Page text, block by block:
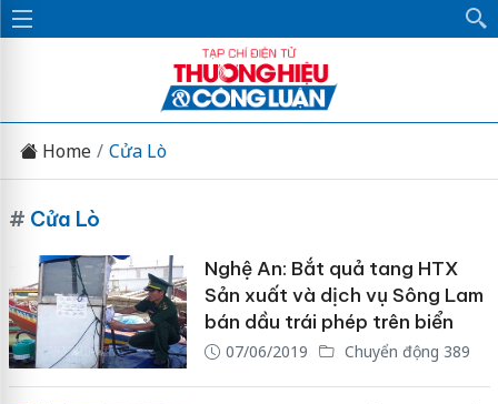
Home Cửa Lò
# Cửa Lò
Nghệ An: Bắt quả tang HTX
Sản xuất và dịch vụ Sông Lam
bán dầu trái phép trên biển
07/06/2019 Chuyển động 389